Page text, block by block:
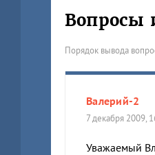
Вопросы
Порядок вывода
Валерий-2
7 декабря 2009,
Уважаемый